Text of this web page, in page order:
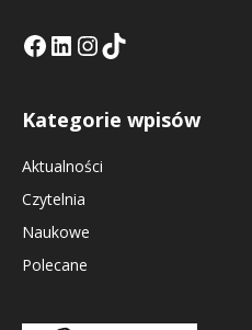
Facebook
LinkedIn
Tik Tok KEInstagramm KE
Kategorie wpisów
Aktualności
Czytelnia
Naukowe
Polecane